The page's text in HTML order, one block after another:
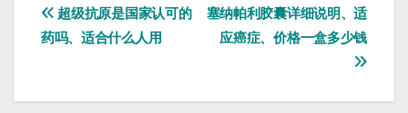
文
章
导
塞纳帕利胶囊详细说明、适
应癌症、价格一盒多少钱
超级抗原是国家认可的
药吗、适合什么人用